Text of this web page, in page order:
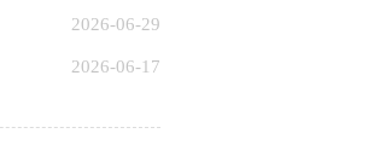
2026-06-29
2026-06-17